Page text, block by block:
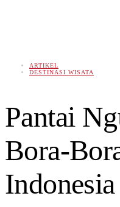
ARTIKEL
DESTINASI WISATA
Pantai
Bora-
Indonesia